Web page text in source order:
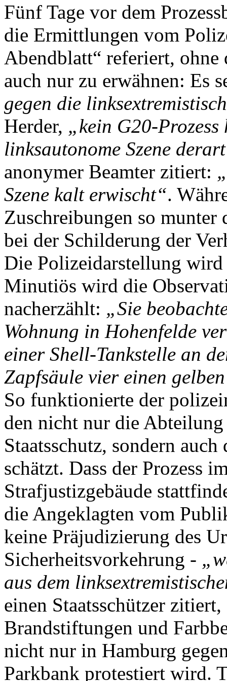
Fünf Tage vor dem
die Ermittlungen vom
Abendblatt“ referiert,
auch nur zu erwähnen: Es
gegen die
Herder, „kein G20-
linksautonome Szene
anonymer Beamter zitiert:
Szene kalt erwischt“.
Zuschreibungen so
bei der Schilderung der
Die Polizeidarstellung wird
Minutiös wird die
nacherzählt: „Sie
Wohnung in Hohenfelde
einer Shell-Tankstelle an
Zapfsäule vier einen
So funktionierte der
den nicht nur die
Staatsschutz, sondern
schätzt. Dass der Prozess
Strafjustizgebäude
die Angeklagten vom
keine Präjudizierung des
Sicherheitsvorkehrung -
aus dem
einen Staatsschützer
Brandstiftungen und
nicht nur in Hamburg
Parkbank protestiert wird.